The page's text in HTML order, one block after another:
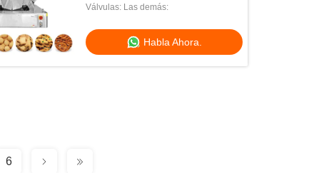
Válvulas: Las demás:
Habla Ahora.
6